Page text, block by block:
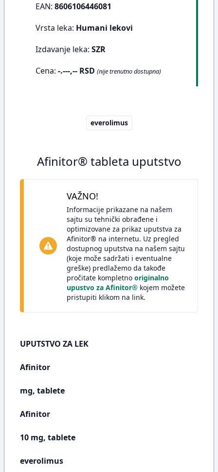
EAN: 8606106446081
Vrsta leka: Humani lekovi
Izdavanje leka: SZR
Cena: -.---,-- RSD (nije trenutno dostupna)
everolimus
Afinitor® tableta uputstvo
VAŽNO!
Informacije prikazane na našem
sajtu su tehnički obrađene i
optimizovane za prikaz uputstva za
Afinitor® na internetu. Uz pregled
dostupnog uputstva na našem sajtu
(koje može sadržati i eventualne
greške) predlažemo da takođe
pročitate kompletno originalno
upustvo za Afinitor® kojem možete
pristupiti klikom na link.
UPUTSTVO ZA LEK
Afinitor
mg, tablete
Afinitor
10 mg, tablete
everolimus